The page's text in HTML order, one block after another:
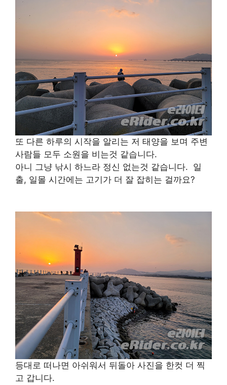
또 다른 하루의 시작을 알리는 저 태양을 보며 주변
사람들 모두 소원을 비는것 같습니다.
아니 그냥 낚시 하느라 정신 없는것 같습니다. 일
출, 일몰 시간에는 고기가 더 잘 잡히는 걸까요?
등대로 떠나면 아쉬워서 뒤돌아 사진을 한컷 더 찍
고 갑니다.